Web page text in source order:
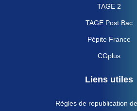
TAGE 2
TAGE Post Bac
Pépite France
CGplus
Liens utiles
Règles de republication